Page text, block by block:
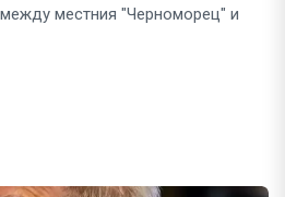
местния "Черноморец" и